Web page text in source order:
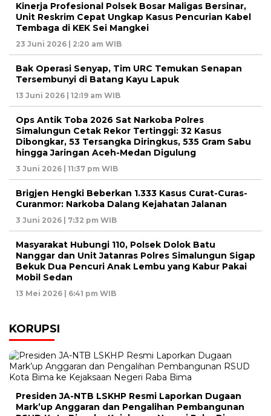
Kinerja Profesional Polsek Bosar Maligas Bersinar,
Unit Reskrim Cepat Ungkap Kasus Pencurian Kabel
Tembaga di KEK Sei Mangkei
23 Juni 2026 | 2:20 am WIB
Bak Operasi Senyap, Tim URC Temukan Senapan
Tersembunyi di Batang Kayu Lapuk
13 Juni 2026 | 12:19 am WIB
Ops Antik Toba 2026 Sat Narkoba Polres
Simalungun Cetak Rekor Tertinggi: 32 Kasus
Dibongkar, 53 Tersangka Diringkus, 535 Gram Sabu
hingga Jaringan Aceh-Medan Digulung
3 Juni 2026 | 11:37 pm WIB
Brigjen Hengki Beberkan 1.333 Kasus Curat-Curas-
Curanmor: Narkoba Dalang Kejahatan Jalanan
3 Juni 2026 | 7:32 pm WIB
Masyarakat Hubungi 110, Polsek Dolok Batu
Nanggar dan Unit Jatanras Polres Simalungun Sigap
Bekuk Dua Pencuri Anak Lembu yang Kabur Pakai
Mobil Sedan
13 Mei 2026 | 6:41 pm WIB
KORUPSI
Presiden JA-NTB LSKHP Resmi Laporkan Dugaan
Mark’up Anggaran dan Pengalihan Pembangunan